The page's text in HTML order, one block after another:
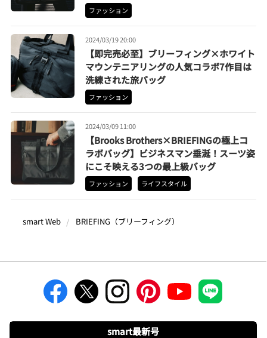
ファッション
2024/03/19 20:00
【即完売必至】ブリーフィング×ホワイト
マウンテニアリングの人気コラボ7作目は
洗練された旅バッグ
ファッション
2024/03/09 11:00
【Brooks Brothers×BRIEFINGの極上コ
ラボバッグ】ビジネスマン垂涎！スーツ姿
にこそ映える3つの最上級バッグ
ファッション ライフスタイル
smart Web BRIEFING（ブリーフィング）
smart最新号